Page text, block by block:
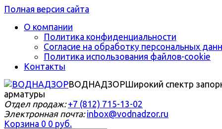
Полная версия сайта
О компании
Политика конфиденциальности
Согласие на обработку персональных
Политика использования файлов-cookie
Контакты
ВОДНАДЗОРШирокий спектр
арматуры
Отдел продаж: +7 (812) 715-13-02
Электронная почта: inbox@vodnadzor.ru
Корзина 0 0 руб.